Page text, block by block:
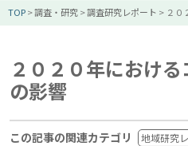
TOP>調査・研究>調査研究レポート > ２０
２０２０年におけ
の影響
この記事の関連カテゴリ 地域研究